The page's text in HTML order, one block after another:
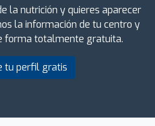
la nutrición y quieres aparecer
la información de tu centro y
forma totalmente gratuita.
tu perfil gratis